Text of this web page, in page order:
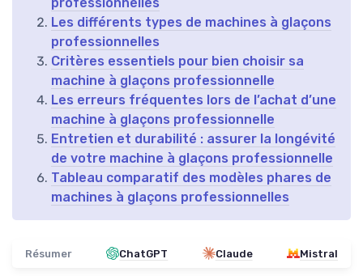
Les différents types de machines à glaçons
professionnelles
Critères essentiels pour bien choisir sa
machine à glaçons professionnelle
Les erreurs fréquentes lors de l’achat d’une
machine à glaçons professionnelle
Entretien et durabilité : assurer la longévité
de votre machine à glaçons professionnelle
Tableau comparatif des modèles phares de
machines à glaçons professionnelles
Résumer ChatGPT Claude Mistral